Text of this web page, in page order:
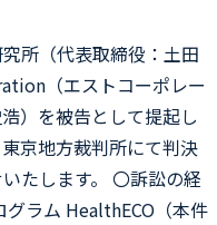
所（代表取締役：土田
（エストコーポレー
）を被告として提起し
京地方裁判所にて判決
たします。 〇訴訟の経
ラム HealthECO（本件